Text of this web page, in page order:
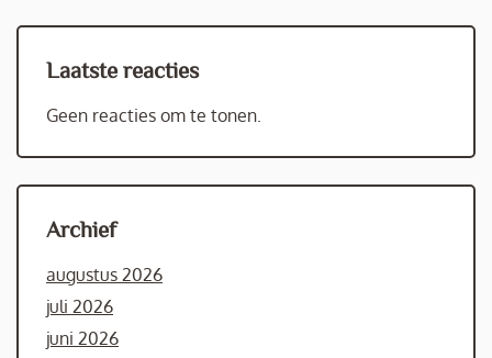
Laatste reacties
Geen reacties om te tonen.
Archief
augustus 2026
juli 2026
juni 2026